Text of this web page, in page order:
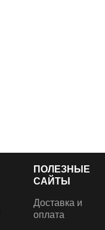
ПОЛЕЗНЫЕ
САЙТЫ
Доставка и
оплата